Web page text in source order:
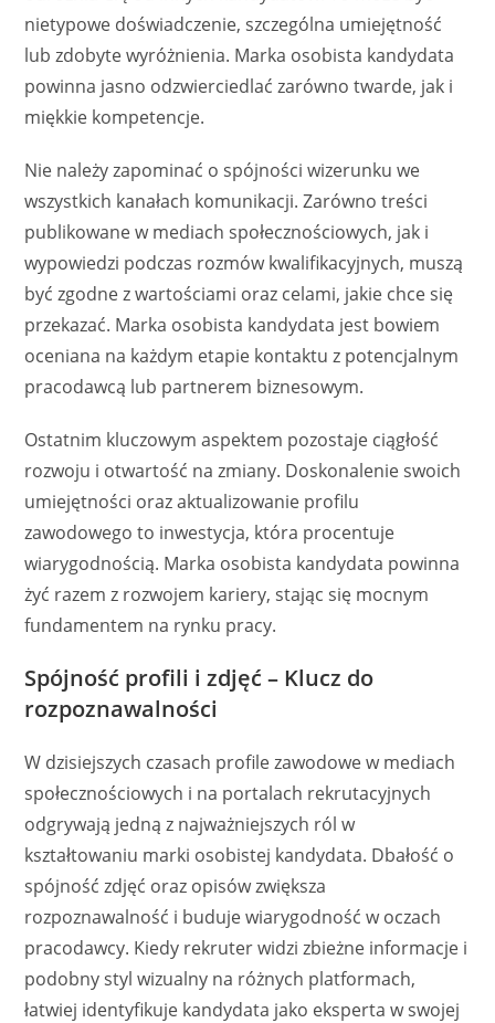
nietypowe doświadczenie, szczególna umiejętność
lub zdobyte wyróżnienia. Marka osobista kandydata
powinna jasno odzwierciedlać zarówno twarde, jak i
miękkie kompetencje.
Nie należy zapominać o spójności wizerunku we
wszystkich kanałach komunikacji. Zarówno treści
publikowane w mediach społecznościowych, jak i
wypowiedzi podczas rozmów kwalifikacyjnych, muszą
być zgodne z wartościami oraz celami, jakie chce się
przekazać. Marka osobista kandydata jest bowiem
oceniana na każdym etapie kontaktu z potencjalnym
pracodawcą lub partnerem biznesowym.
Ostatnim kluczowym aspektem pozostaje ciągłość
rozwoju i otwartość na zmiany. Doskonalenie swoich
umiejętności oraz aktualizowanie profilu
zawodowego to inwestycja, która procentuje
wiarygodnością. Marka osobista kandydata powinna
żyć razem z rozwojem kariery, stając się mocnym
fundamentem na rynku pracy.
Spójność profili i zdjęć – Klucz do
rozpoznawalności
W dzisiejszych czasach profile zawodowe w mediach
społecznościowych i na portalach rekrutacyjnych
odgrywają jedną z najważniejszych ról w
kształtowaniu marki osobistej kandydata. Dbałość o
spójność zdjęć oraz opisów zwiększa
rozpoznawalność i buduje wiarygodność w oczach
pracodawcy. Kiedy rekruter widzi zbieżne informacje i
podobny styl wizualny na różnych platformach,
łatwiej identyfikuje kandydata jako eksperta w swojej